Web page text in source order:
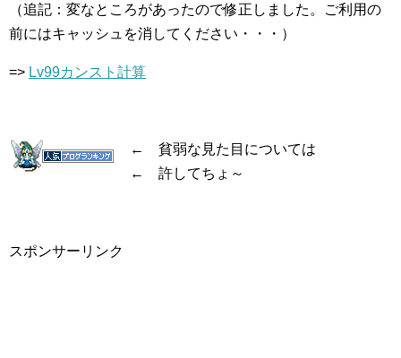
（追記：変なところがあったので修正しました。ご利用の
前にはキャッシュを消してください・・・）
=> Lv99カンスト計算
← 貧弱な見た目については
← 許してちょ～
スポンサーリンク